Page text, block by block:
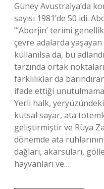
Güney Avustralya’da
sayısı 1981’de 50 idi.
“‘Aborjin’ terimi
çevre adalarda
kullanılsa da, bu
tarzında ortak
farklılıklar da
ifade ettiği
Yerli halk, yeryüzündeki
kutsal sayar, ata
geliştirmiştir ve Rüya
dönemde ata
dağları, akarsuları,
hayvanları ve…